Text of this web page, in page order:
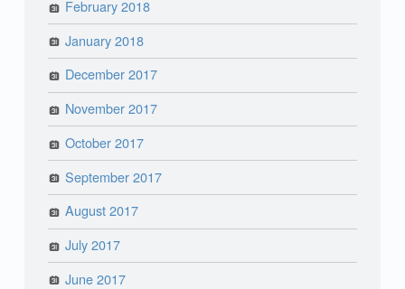
February 2018
January 2018
December 2017
November 2017
October 2017
September 2017
August 2017
July 2017
June 2017